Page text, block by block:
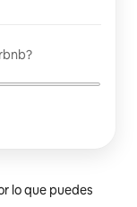
lo que puedes